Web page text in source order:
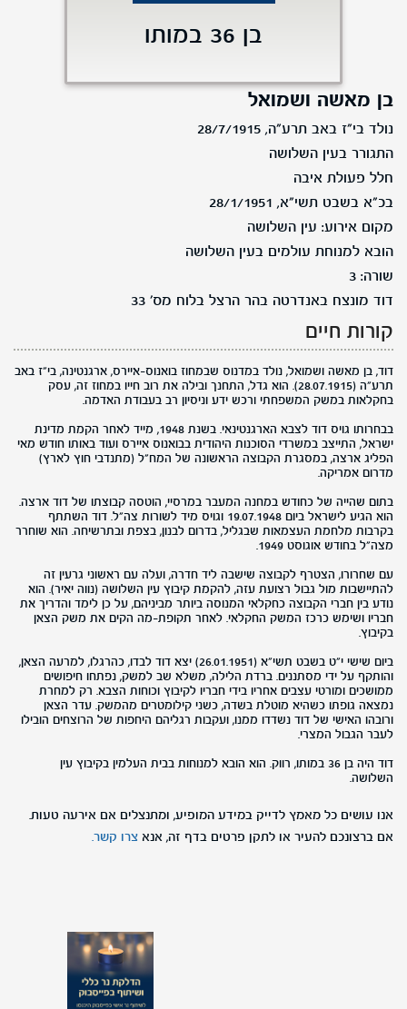
בן 36 במותו
בן מאשה ושמואל
נולד בי"ז באב תרע"ה, 28/7/1915
התגורר בעין השלושה
חלל פעולת איבה
בכ"א בשבט תשי"א, 28/1/1951
מקום אירוע: עין השלושה
הובא למנוחת עולמים בעין השלושה
שורה: 3
דוד מונצח באנדרטה בהר הרצל בלוח מס' 33
קורות חיים
דוד, בן מאשה ושמואל, נולד במדנוס שבמחוז בואנוס-איירס, ארגנטינה, בי"ז באב
תרע"ה (28.07.1915). הוא גדל, התחנך ובילה את רוב חייו במחוז זה, עסק
בחקלאות במשק המשפחתי ורכש ידע וניסיון רב בעבודת האדמה.
בבחרותו גויס דוד לצבא הארגנטינאי. בשנת 1948, מייד לאחר הקמת מדינת
ישראל, התייצב במשרדי הסוכנות היהודית בבואנוס איירס ועוד באותו חודש מאי
הפליג ארצה, במסגרת הקבוצה הראשונה של המח"ל (מתנדבי חוץ לארץ)
מדרום אמריקה.
בתום שהייה של כחודש במחנה המעבר במרסיי, הוטסה קבוצתו של דוד ארצה.
הוא הגיע לישראל ביום 19.07.1948 וגויס מיד לשורות צה"ל. דוד השתתף
בקרבות מלחמת העצמאות שבגליל, בדרום לבנון, בצפת ובתרשיחה. הוא שוחרר
מצה"ל בחודש אוגוסט 1949.
עם שחרורו, הצטרף לקבוצה שישבה ליד חדרה, ועלה עם ראשוני גרעין זה
להתיישבות מול גבול רצועת עזה, להקמת קיבוץ עין השלושה (נווה יאיר). הוא
נודע בין חברי הקבוצה כחקלאי המנוסה ביותר מביניהם, על כן לימד והדריך את
חבריו ושימש כרכז המשק החקלאי. לאחר תקופת-מה הקים את משק הצאן
בקיבוץ.
ביום שישי י"ט בשבט תשי"א (26.01.1951) יצא דוד לבדו, כהרגלו, למרעה הצאן,
והותקף על ידי מסתננים. ברדת הלילה, משלא שב למשק, נפתחו חיפושים
ממושכים ומורטי עצבים אחריו בידי חבריו לקיבוץ וכוחות הצבא. רק למחרת
נמצאה גופתו כשהיא מוטלת בשדה, כשני קילומטרים מהמשק. עדר הצאן
ורובהו האישי של דוד נשדדו ממנו, ועקבות רגליהם היחפות של הרוצחים הובילו
לעבר הגבול המצרי.
דוד היה בן 36 במותו, רווק. הוא הובא למנוחות בבית העלמין בקיבוץ עין
השלושה.
אנו עושים כל מאמץ לדייק במידע המופיע, ומתנצלים אם אירעה טעות.
אם ברצונכם להעיר או לתקן פרטים בדף זה, אנא צרו קשר.